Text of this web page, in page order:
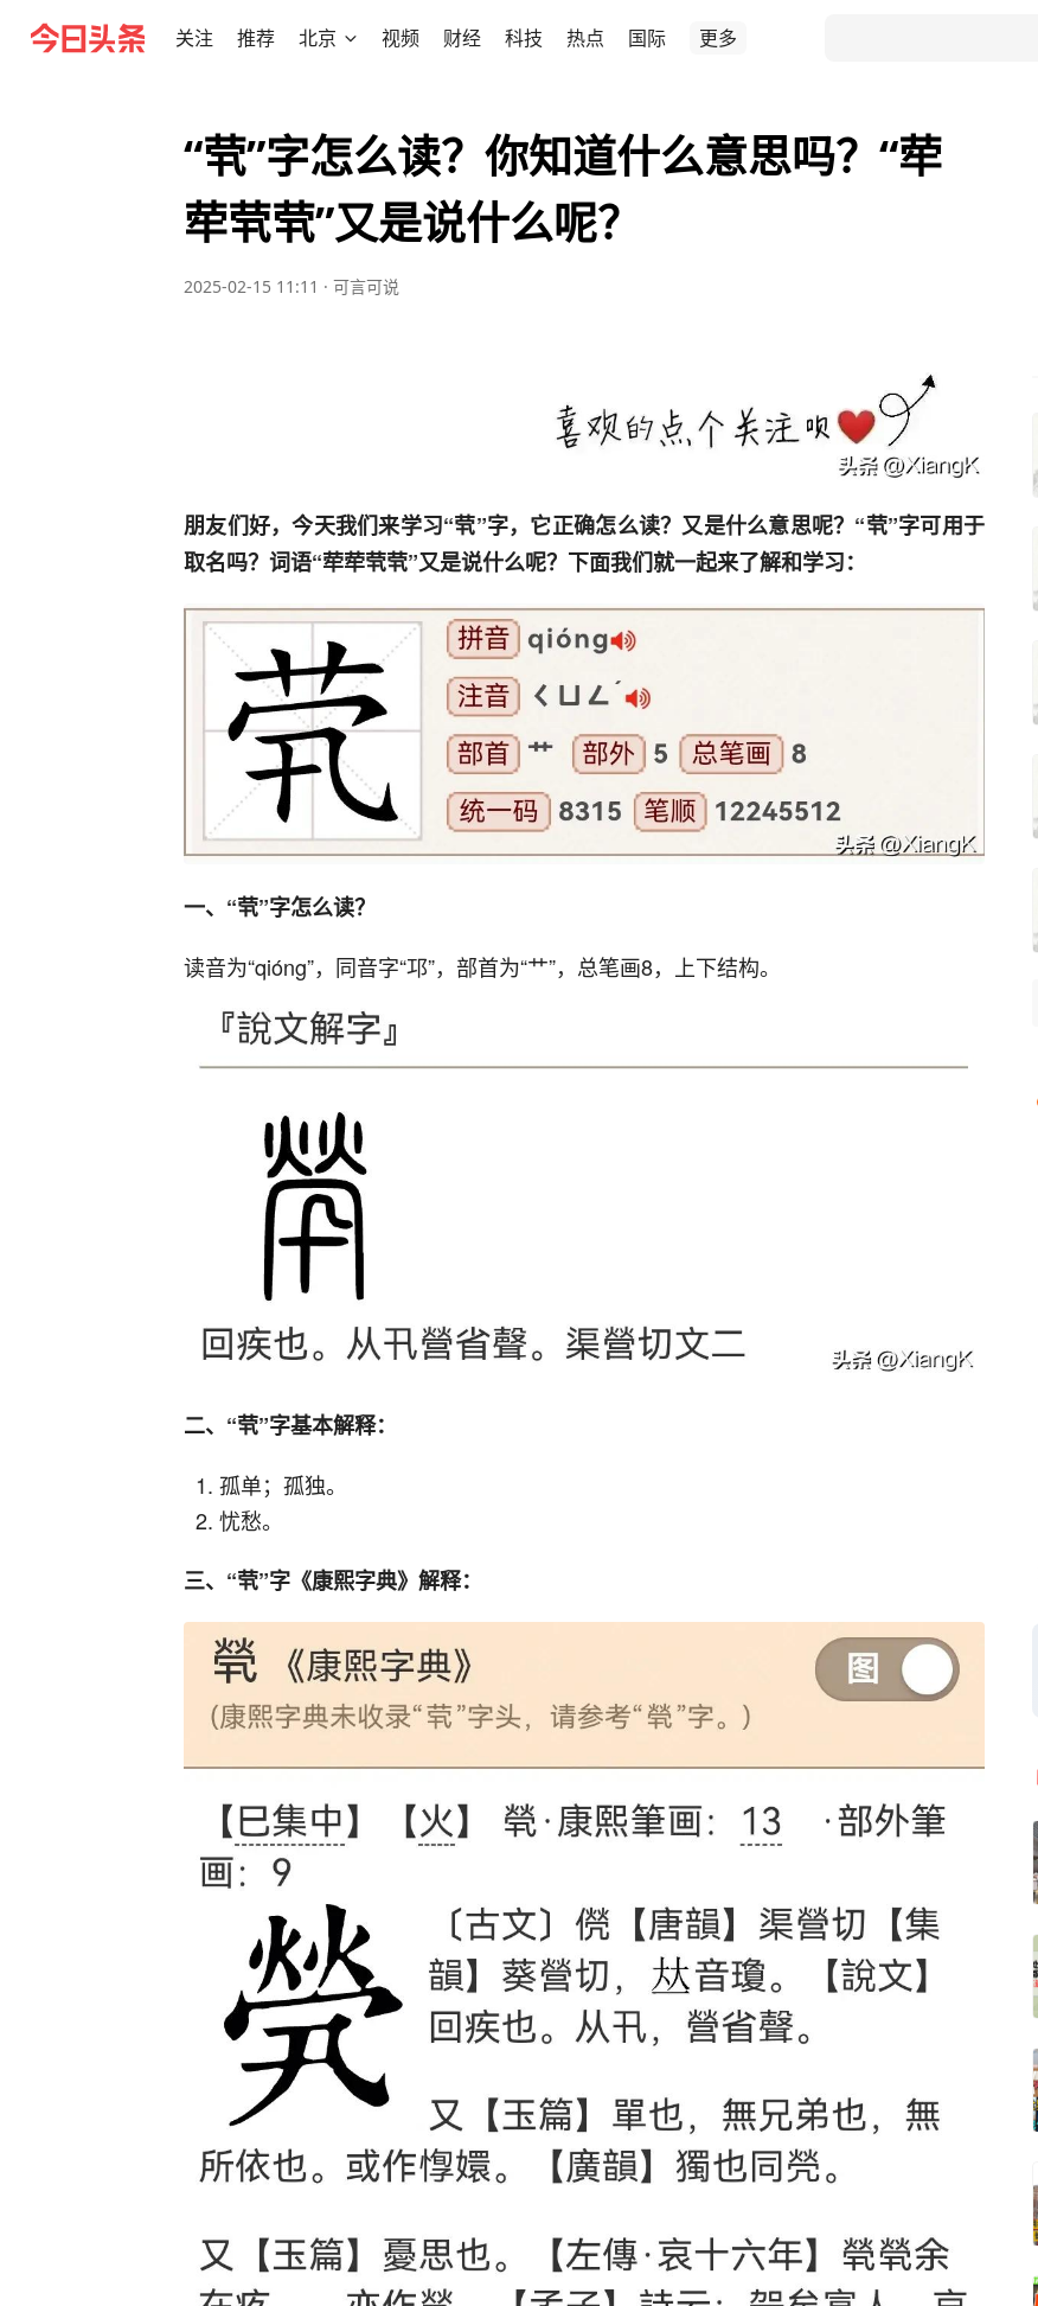
关注 推荐 北京 视频 财经 科技 热点 国际 更多
“茕”字怎么读？你知道什么意思吗？“荦
荦茕茕”又是说什么呢？
2025-02-15 11:11 · 可言可说
朋友们好，今天我们来学习“茕”字，它正确怎么读？又是什么意思呢？“茕”字可用于
取名吗？词语“荦荦茕茕”又是说什么呢？下面我们就一起来了解和学习：
一、“茕”字怎么读？
读音为“qióng”，同音字“邛”，部首为“艹”，总笔画8，上下结构。
二、“茕”字基本解释：
孤单；孤独。
忧愁。
三、“茕”字《康熙字典》解释：